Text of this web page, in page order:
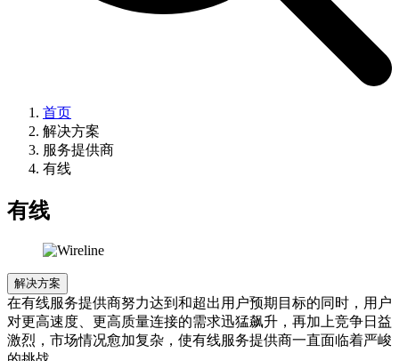
首页
解决方案
服务提供商
有线
有线
解决方案
在有线服务提供商努力达到和超出用户预期目标的同时，用户
对更高速度、更高质量连接的需求迅猛飙升，再加上竞争日益
激烈，市场情况愈加复杂，使有线服务提供商一直面临着严峻